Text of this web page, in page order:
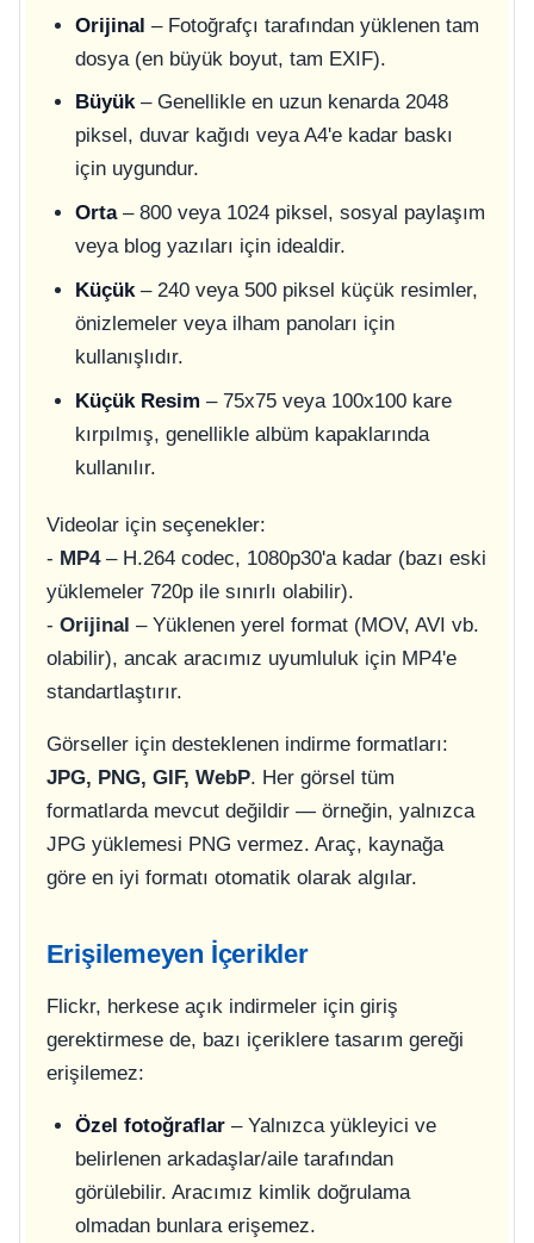
Orijinal – Fotoğrafçı tarafından yüklenen tam
dosya (en büyük boyut, tam EXIF).
Büyük– Genellikle en uzun kenarda 2048
piksel, duvar kağıdı veya A4'e kadar baskı
için uygundur.
Orta– 800 veya 1024 piksel, sosyal paylaşım
veya blog yazıları için idealdir.
Küçük– 240 veya 500 piksel küçük resimler,
önizlemeler veya ilham panoları için
kullanışlıdır.
Küçük Resim – 75x75 veya 100x100 kare
kırpılmış, genellikle albüm kapaklarında
kullanılır.
Videolar için seçenekler:
- MP4– H.264 codec, 1080p30'a kadar (bazı eski
yüklemeler 720p ile sınırlı olabilir).
- Orijinal – Yüklenen yerel format (MOV, AVI vb.
olabilir), ancak aracımız uyumluluk için MP4'e
standartlaştırır.
Görseller için desteklenen indirme formatları:
JPG, PNG, GIF, WebP. Her görsel tüm
formatlarda mevcut değildir — örneğin, yalnızca
JPG yüklemesi PNG vermez. Araç, kaynağa
göre en iyi formatı otomatik olarak algılar.
Erişilemeyen İçerikler
Flickr, herkese açık indirmeler için giriş
gerektirmese de, bazı içeriklere tasarım gereği
erişilemez:
Özel fotoğraflar– Yalnızca yükleyici ve
belirlenen arkadaşlar/aile tarafından
görülebilir. Aracımız kimlik doğrulama
olmadan bunlara erişemez.